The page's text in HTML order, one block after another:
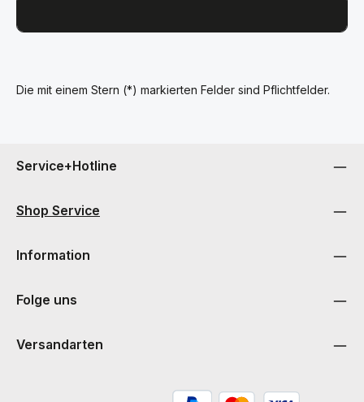
Die mit einem Stern (*) markierten Felder sind Pflichtfelder.
Service+Hotline
Shop Service
Information
Folge uns
Versandarten